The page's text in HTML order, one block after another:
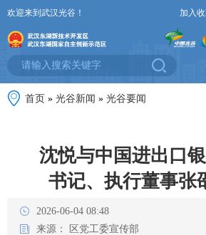
欢迎来到武汉光谷！ 加入
首页 » 光谷新闻 » 光谷要闻
沈悦与中国进出口
书记、执行董事张
2026-06-04 08:48
来源：
区党工委宣传部